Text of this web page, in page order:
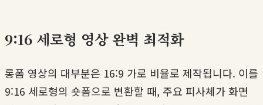
9:16 세로형 영상 완벽 최적화
롱폼 영상의 대부분은 16:9 가로 비율로 제작됩니다. 이를
9:16 세로형의 숏폼으로 변환할 때, 주요 피사체가 화면